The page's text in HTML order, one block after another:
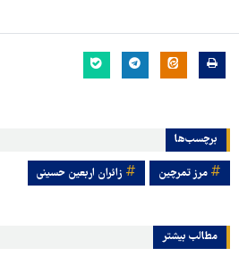
برچسب‌ها
مرز تمرچین زائران اربعین حسینی
مطالب بیشتر